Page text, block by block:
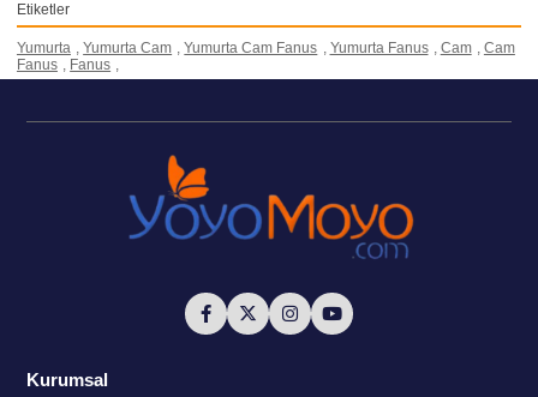
Etiketler
Yumurta , Yumurta Cam , Yumurta Cam Fanus , Yumurta Fanus , Cam , Cam
Fanus , Fanus ,
Kurumsal